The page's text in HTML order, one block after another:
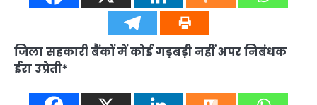
जिला सहकारी बैंकों में कोई गड़बड़ी नहीं अपर निबंधक
ईरा उप्रेती*